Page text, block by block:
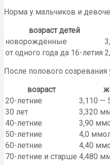
Норма у мальчиков и
возраст детей
новорождённые
от одного года да 16-летия
После полового
возраст
20-летние
3,110 —
30 лет
3,320
40-летние
3,90
50-летние
4,0
60-летние
4,40
70-летние и старше 4,480